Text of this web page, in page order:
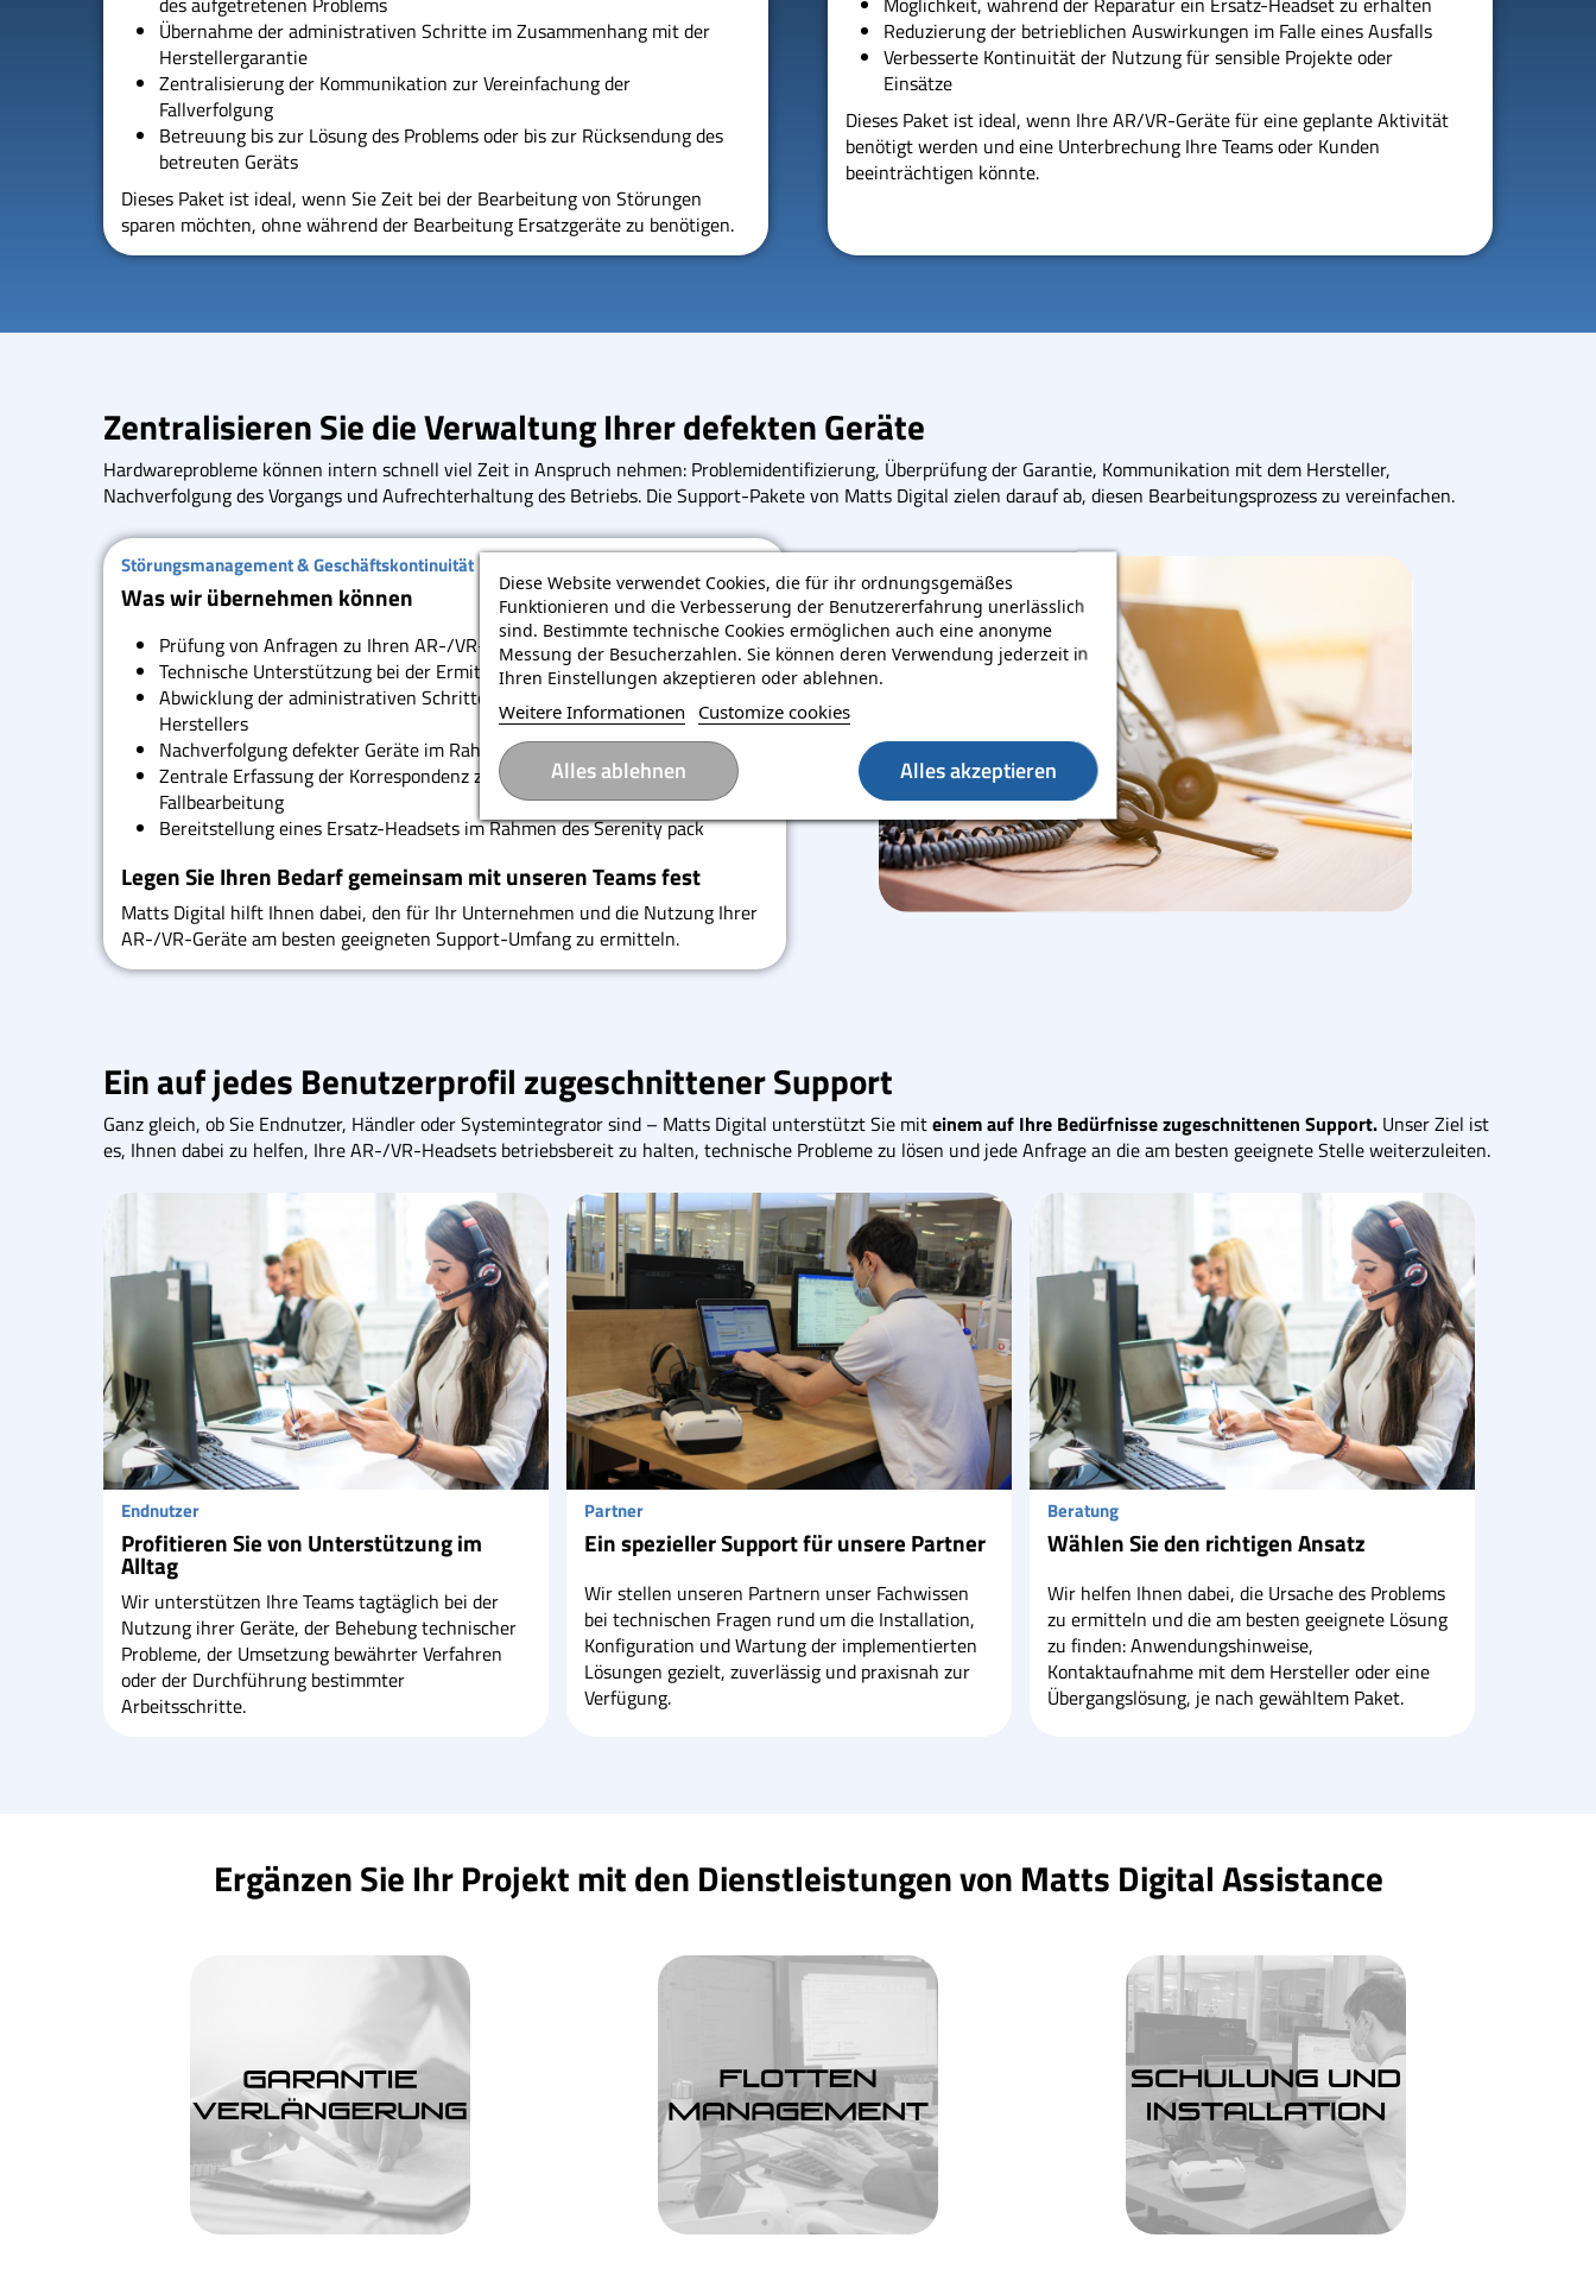
Diese Website verwendet Cookies, die für ihr ordnungsgemäßes
Funktionieren und die Verbesserung der Benutzererfahrung unerlässlich
sind. Bestimmte technische Cookies ermöglichen auch eine anonyme
Messung der Besucherzahlen. Sie können deren Verwendung jederzeit in
Ihren Einstellungen akzeptieren oder ablehnen.
Weitere Informationen Customize cookies
Alles ablehnen Alles akzeptieren
Übernahme der administrativen Schritte im Zusammenhang mit der
Herstellergarantie
Zentralisierung der Kommunikation zur Vereinfachung der
Fallverfolgung
Betreuung bis zur Lösung des Problems oder bis zur Rücksendung des
betreuten Geräts
Dieses Paket ist ideal, wenn Sie Zeit bei der Bearbeitung von Störungen
sparen möchten, ohne während der Bearbeitung Ersatzgeräte zu benötigen.
Reduzierung der betrieblichen Auswirkungen im Falle eines Ausfalls
Verbesserte Kontinuität der Nutzung für sensible Projekte oder
Einsätze
Dieses Paket ist ideal, wenn Ihre AR/VR-Geräte für eine geplante Aktivität
benötigt werden und eine Unterbrechung Ihre Teams oder Kunden
beeinträchtigen könnte.
Zentralisieren Sie die Verwaltung Ihrer defekten Geräte
Hardwareprobleme können intern schnell viel Zeit in Anspruch nehmen: Problemidentifizierung, Überprüfung der Garantie, Kommunikation mit dem Hersteller,
Nachverfolgung des Vorgangs und Aufrechterhaltung des Betriebs. Die Support-Pakete von Matts Digital zielen darauf ab, diesen Bearbeitungsprozess zu vereinfachen.
Störungsmanagement & Geschäftskontinuität
Was wir übernehmen können
Prüfung von Anfragen zu Ihren AR-/VR-Geräten
Technische Unterstützung bei der Ermittlung des aufgetretenen Problems
Abwicklung der administrativen Schritte beim Kundendienst des
Herstellers
Nachverfolgung defekter Geräte im Rahmen der Herstellergarantie
Zentrale Erfassung der Korrespondenz zur Erleichterung der
Fallbearbeitung
Bereitstellung eines Ersatz-Headsets im Rahmen des Serenity pack
Legen Sie Ihren Bedarf gemeinsam mit unseren Teams fest
Matts Digital hilft Ihnen dabei, den für Ihr Unternehmen und die Nutzung Ihrer
AR-/VR-Geräte am besten geeigneten Support-Umfang zu ermitteln.
Ein auf jedes Benutzerprofil zugeschnittener Support
Ganz gleich, ob Sie Endnutzer, Händler oder Systemintegrator sind – Matts Digital unterstützt Sie miteinem auf Ihre Bedürfnisse zugeschnittenen Support. Unser Ziel ist
es, Ihnen dabei zu helfen, Ihre AR-/VR-Headsets betriebsbereit zu halten, technische Probleme zu lösen und jede Anfrage an die am besten geeignete Stelle weiterzuleiten.
Endnutzer
Profitieren Sie von Unterstützung im
Alltag
Wir unterstützen Ihre Teams tagtäglich bei der
Nutzung ihrer Geräte, der Behebung technischer
Probleme, der Umsetzung bewährter Verfahren
oder der Durchführung bestimmter
Arbeitsschritte.
Partner
Ein spezieller Support für unsere Partner
Wir stellen unseren Partnern unser Fachwissen
bei technischen Fragen rund um die Installation,
Konfiguration und Wartung der implementierten
Lösungen gezielt, zuverlässig und praxisnah zur
Verfügung.
Beratung
Wählen Sie den richtigen Ansatz
Wir helfen Ihnen dabei, die Ursache des Problems
zu ermitteln und die am besten geeignete Lösung
zu finden: Anwendungshinweise,
Kontaktaufnahme mit dem Hersteller oder eine
Übergangslösung, je nach gewähltem Paket.
Ergänzen Sie Ihr Projekt mit den Dienstleistungen von Matts Digital Assistance